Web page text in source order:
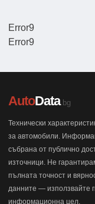
Error9
Error9
AutoData.bg
Технически
за автомобили.
събрана от публично
източници. Не
пълната точност и
данните — използвайте
информационна цел.